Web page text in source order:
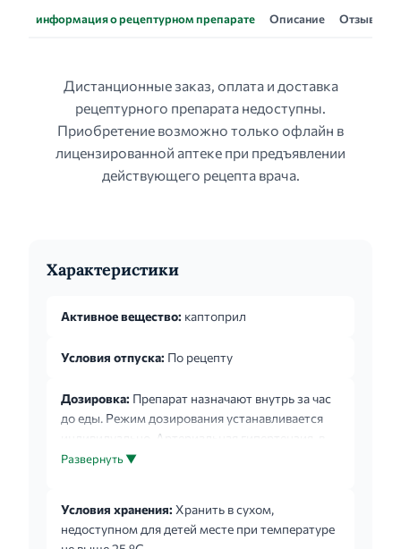
информация о рецептурном препарате Описание Отзывы
Дистанционные заказ, оплата и доставка
рецептурного препарата недоступны.
Приобретение возможно только офлайн в
лицензированной аптеке при предъявлении
действующего рецепта врача.
Характеристики
Активное вещество: каптоприл
Условия отпуска: По рецепту
Дозировка: Препарат назначают внутрь за час
до еды. Режим дозирования устанавливается
индивидуально. Артериальная гипертензия, в
том числе реноваскулярная. Каптоприл
интервалом 2-4 недели) увеличивают до
достижения оптимального эффекта. При
Развернуть ▼
Условия хранения: Хранить в сухом,
недоступном для детей месте при температуре